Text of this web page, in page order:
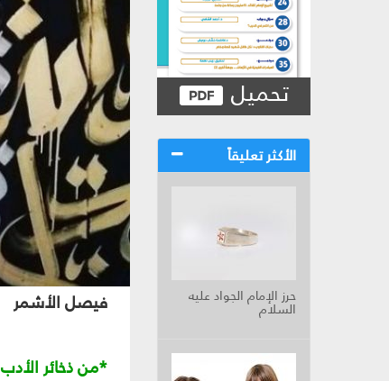
تحميل
الأكثر تعليقاً
حرز الإمام الجواد عليه
السلام فيصل الأشمر
*من ذخائر الأدب